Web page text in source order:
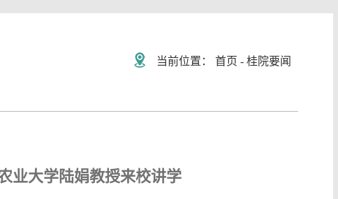
当前位置：首页 -桂院要闻
业大学陆娟教授来校讲学